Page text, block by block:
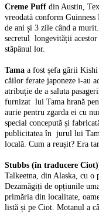
Creme Puff din Austin,
vreodată conform
de ani și 3 zile când a
secretul longevității acestor
stăpânul lor.
Tama a fost șefa gării
căilor ferate japoneze i-au
atribuție de a saluta
furnizat lui Tama hrană
aurie pentru zgarda ei cu
special concepută și
publicitatea în jurul lui
locală. Cum a reușit? Era
Stubbs (în traducere
Talkeetna, din Alaska, cu o
Dezamăgiți de opțiunile
primăria din localitate,
listă și pe Ciot. Motanul a